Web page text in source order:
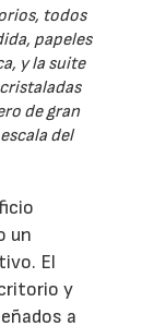
todos
papeles
y la suite
de gran
del
un
El
y
a